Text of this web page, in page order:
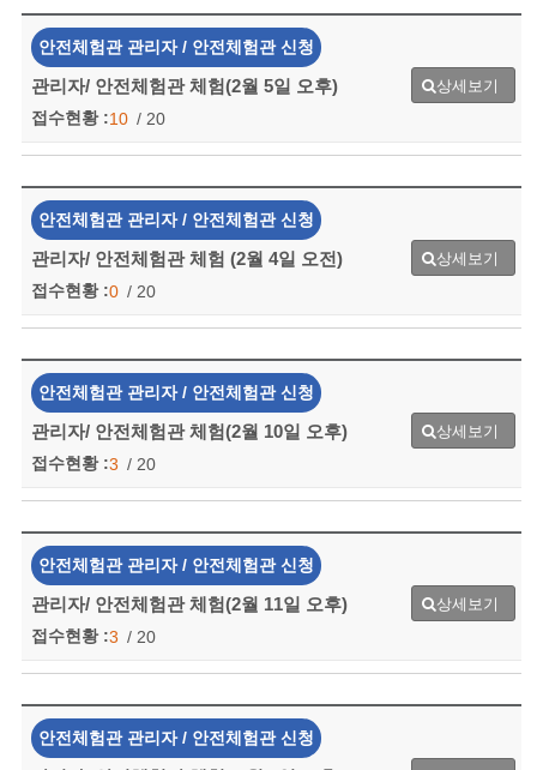
안전체험관 관리자 / 안전체험관 신청
관리자/ 안전체험관 체험(2월 5일 오후) 상세보기
접수현황 :10 / 20
안전체험관 관리자 / 안전체험관 신청
관리자/ 안전체험관 체험 (2월 4일 오전) 상세보기
접수현황 :0 / 20
안전체험관 관리자 / 안전체험관 신청
관리자/ 안전체험관 체험(2월 10일 오후) 상세보기
접수현황 :3 / 20
안전체험관 관리자 / 안전체험관 신청
관리자/ 안전체험관 체험(2월 11일 오후) 상세보기
접수현황 :3 / 20
안전체험관 관리자 / 안전체험관 신청